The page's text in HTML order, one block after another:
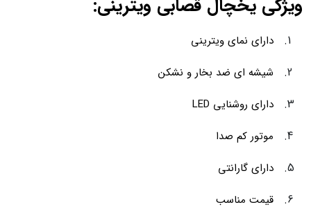
ویژگی یخچال قصابی ویترینی:
دارای نمای ویترینی
شیشه ای ضد بخار و نشکن
دارای روشنایی LED
موتور کم صدا
دارای گارانتی
قیمت مناسب